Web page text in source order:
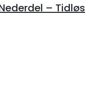
Nederdel – Tidløs